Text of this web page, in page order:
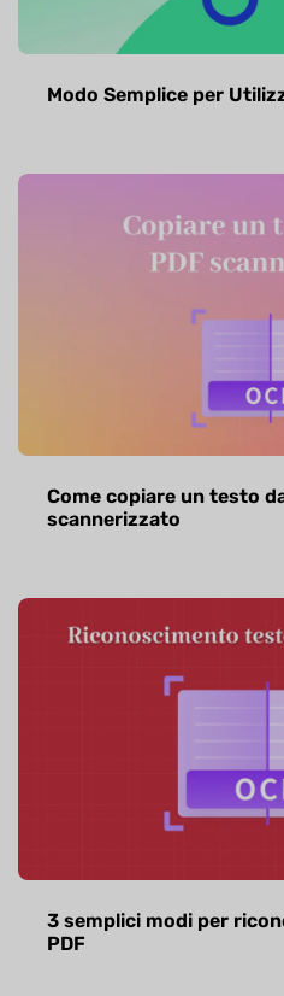
Modo Semplice per
Come copiare un testo
scannerizzato
3 semplici modi per
PDF